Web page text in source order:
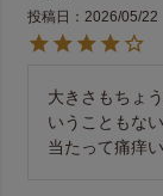
投稿日
2026/05/22
大きさもちょ
いうこともな
当たって痛痒